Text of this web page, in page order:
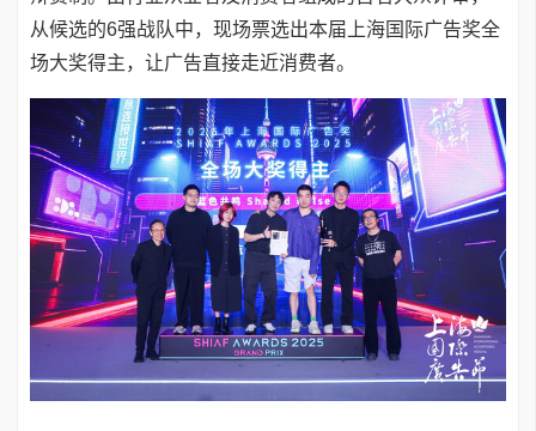
从候选的6强战队中，现场票选出本届上海国际广告奖全
场大奖得主，让广告直接走近消费者。